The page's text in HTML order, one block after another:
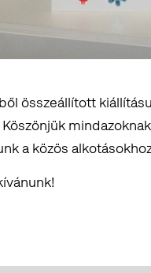
összeállított
a közös